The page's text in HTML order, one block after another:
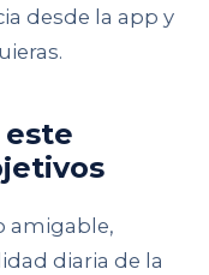
desde la app y
amigable,
diaria de la